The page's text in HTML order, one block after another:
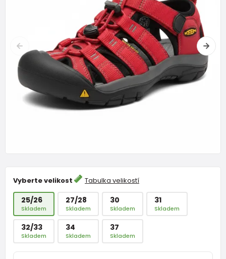
Vyberte velikost Tabulka velikostí
25/26
Skladem
27/28
Skladem
30
Skladem
31
Skladem
32/33
Skladem
34
Skladem
37
Skladem